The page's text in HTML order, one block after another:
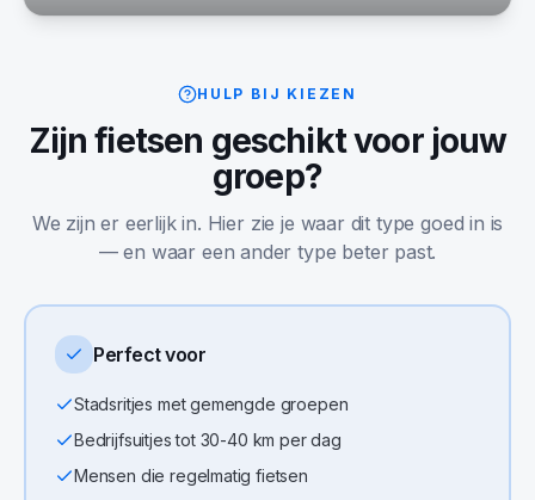
HULP BIJ KIEZEN
Zijnfietsen geschikt voor jouw
groep?
We zijn er eerlijk in. Hier zie je waar dit type goed in is
— en waar een ander type beter past.
Perfect voor
Stadsritjes met gemengde groepen
Bedrijfsuitjes tot 30-40 km per dag
Mensen die regelmatig fietsen